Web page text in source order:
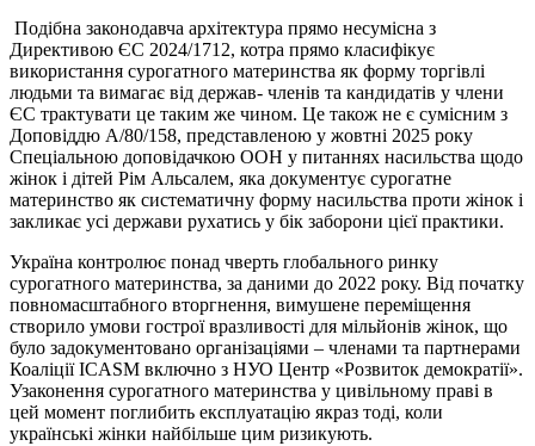
Подібна законодавча архітектура прямо несумісна з
Директивою ЄС 2024/1712, котра прямо класифікує
використання сурогатного материнства як форму торгівлі
людьми та вимагає від держав- членів та кандидатів у члени
ЄС трактувати це таким же чином. Це також не є сумісним з
Доповіддю А/80/158, представленою у жовтні 2025 року
Спеціальною доповідачкою ООН у питаннях насильства щодо
жінок і дітей Рім Альсалем, яка документує сурогатне
материнство як систематичну форму насильства проти жінок і
закликає усі держави рухатись у бік заборони цієї практики.
Україна контролює понад чверть глобального ринку
сурогатного материнства, за даними до 2022 року. Від початку
повномасштабного вторгнення, вимушене переміщення
створило умови гострої вразливості для мільйонів жінок, що
було задокументовано організаціями – членами та партнерами
Коаліції ICASM включно з НУО Центр «Розвиток демократії».
Узаконення сурогатного материнства у цивільному праві в
цей момент поглибить експлуатацію якраз тоді, коли
українські жінки найбільше цим ризикують.